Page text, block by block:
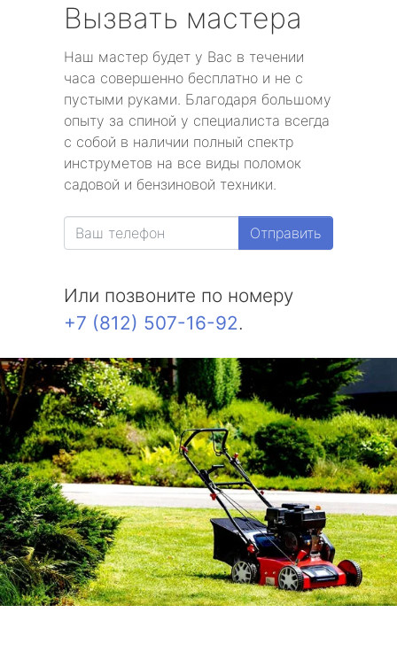
Вызвать мастера
Наш мастер будет у Вас в течении
часа совершенно бесплатно и не с
пустыми руками. Благодаря большому
опыту за спиной у специалиста всегда
с собой в наличии полный спектр
инструметов на все виды поломок
садовой и бензиновой техники.
Отправить
Или позвоните по номеру
+7 (812) 507-16-92.